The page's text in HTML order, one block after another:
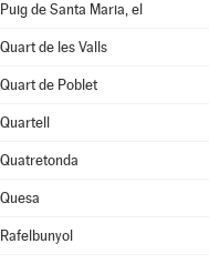
Puig de Santa Maria, el
Quart de les Valls
Quart de Poblet
Quartell
Quatretonda
Quesa
Rafelbunyol